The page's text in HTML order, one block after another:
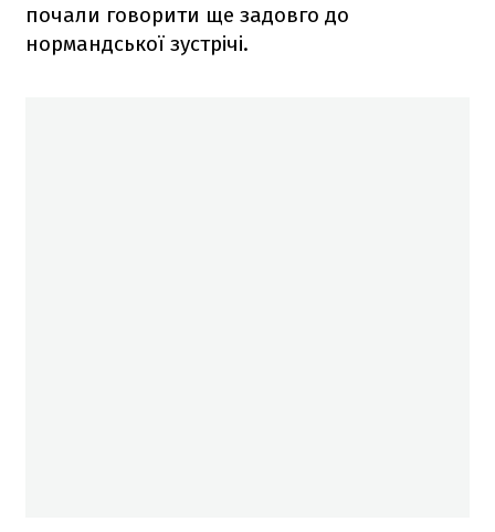
почали говорити ще задовго до
нормандської зустрічі.